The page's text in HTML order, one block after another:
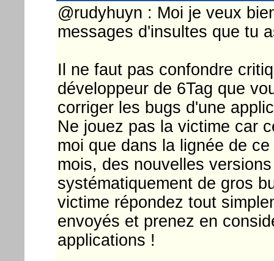
@rudyhuyn : Moi je veux
messages d'insultes que tu
Il ne faut pas confondre
développeur de 6Tag que
corriger les bugs d'une
Ne jouez pas la victime car
moi que dans la lignée de
mois, des nouvelles
systématiquement de gros
victime répondez tout
envoyés et prenez en
applications !